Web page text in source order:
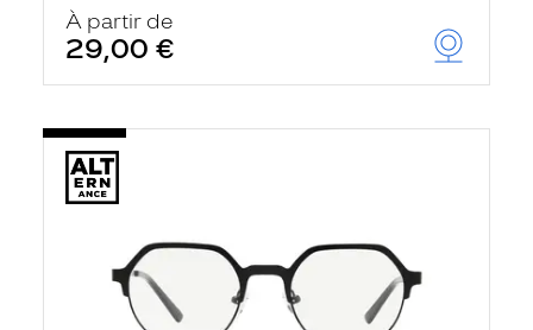
À partir de
29,00 €